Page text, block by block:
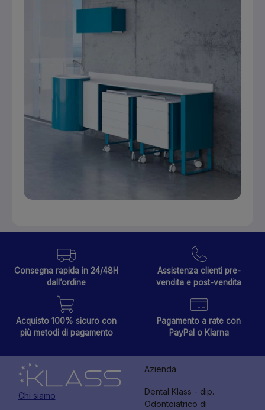
Consegna rapida in 24/48H
dall’ordine
Assistenza clienti pre-
vendita e post-vendita
Acquisto 100% sicuro con
più metodi di pagamento
Pagamento a rate con
PayPal o Klarna
Chi siamo
Azienda
Dental Klass - dip.
Odontoiatrico di